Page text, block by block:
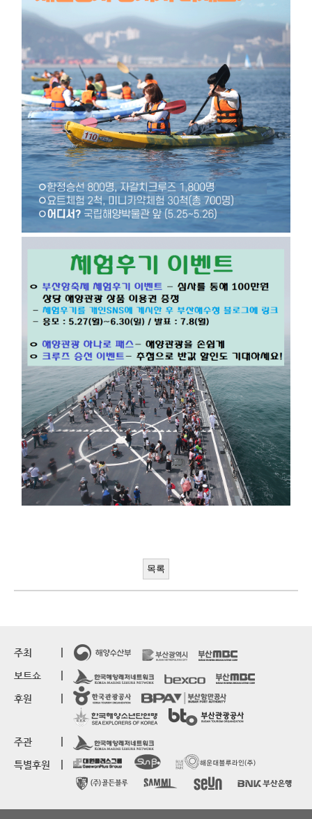
목록
주최
보트쇼
후원
주관
특별후원